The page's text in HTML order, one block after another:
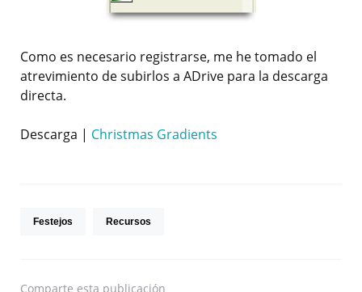
Como es necesario registrarse, me he tomado el
atrevimiento de subirlos a ADrive para la descarga
directa.
Descarga | Christmas Gradients
Festejos Recursos
Comparte esta publicación